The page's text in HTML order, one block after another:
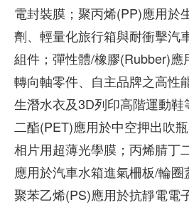
電封裝膜；聚丙烯(PP)應用於
劑、輕量化旅行箱與耐衝擊汽
組件；彈性體/橡膠(Rubber)應
轉向軸零件、自主品牌之高性
生潛水衣及3D列印高階運動
二酯(PET)應用於中空押出吹
相片用超薄光學膜；丙烯腈丁
應用於汽車水箱進氣柵板/輪圈
聚苯乙烯(PS)應用於抗靜電電